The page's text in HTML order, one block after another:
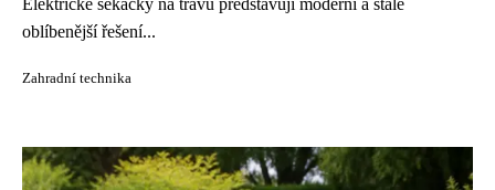
Elektrické sekačky na trávu představují moderní a stále
oblíbenější řešení...
Zahradní technika